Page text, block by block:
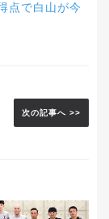
点で白山が今
次の記事へ >>